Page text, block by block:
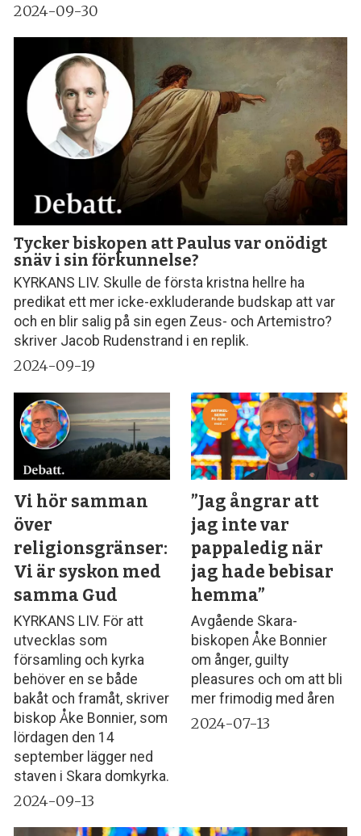
2024-09-30
Tycker biskopen att Paulus var onödigt
snäv i sin förkunnelse?
KYRKANS LIV. Skulle de första kristna hellre ha
predikat ett mer icke-exkluderande budskap att var
och en blir salig på sin egen Zeus- och Artemistro?
skriver Jacob Rudenstrand i en replik.
2024-09-19
Vi hör samman
över
religionsgränser:
Vi är syskon med
samma Gud
KYRKANS LIV. För att
utvecklas som
församling och kyrka
behöver en se både
bakåt och framåt, skriver
biskop Åke Bonnier, som
lördagen den 14
september lägger ned
staven i Skara domkyrka.
2024-09-13
”Jag ångrar att
jag inte var
pappaledig när
jag hade bebisar
hemma”
Avgående Skara-
biskopen Åke Bonnier
om ånger, guilty
pleasures och om att bli
mer frimodig med åren
2024-07-13